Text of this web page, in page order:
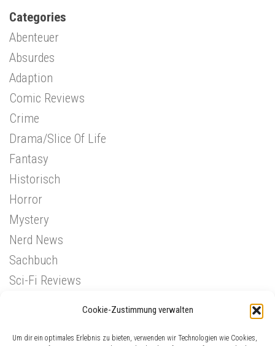
Cookie-Zustimmung verwalten
Um dir ein optimales Erlebnis zu bieten, verwenden wir Technologien wie Cookies,
Categories
Abenteuer
Absurdes
Adaption
Comic Reviews
Crime
Drama/Slice Of Life
Fantasy
Historisch
Horror
Mystery
Nerd News
Sachbuch
Sci-Fi Reviews